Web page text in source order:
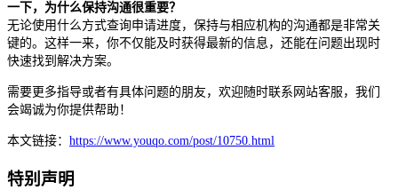
一下，为什么保持沟通很重要？
无论使用什么方式查询申请进度，保持与相应机构的沟通都是非常关
键的。这样一来，你不仅能及时获得最新的信息，还能在问题出现时
快速找到解决方案。
需要更多指导或者有具体问题的朋友，欢迎随时联系网站客服，我们
会竭诚为你提供帮助！
本文链接： https://www.youqo.com/post/10750.html
特别声明